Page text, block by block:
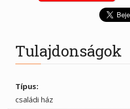
Tulajdonságok
Típus:
családi ház